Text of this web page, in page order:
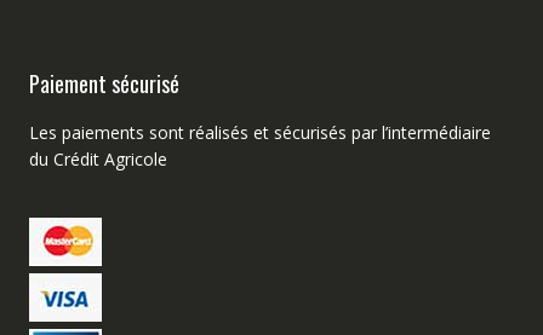
Paiement sécurisé
Les paiements sont réalisés et sécurisés par l’intermédiaire
du Crédit Agricole